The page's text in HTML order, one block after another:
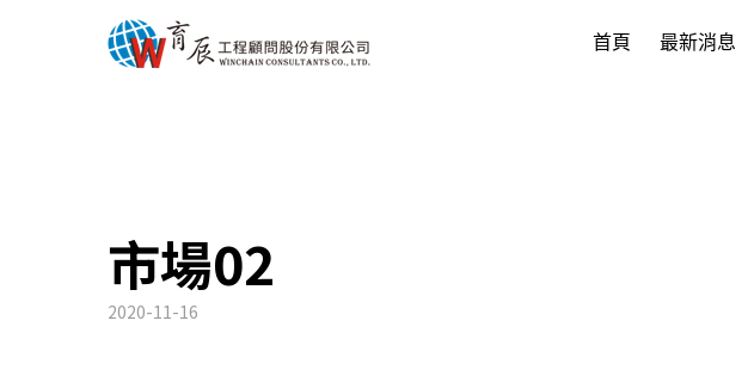
首頁 最新消息
市場02
2020-11-16